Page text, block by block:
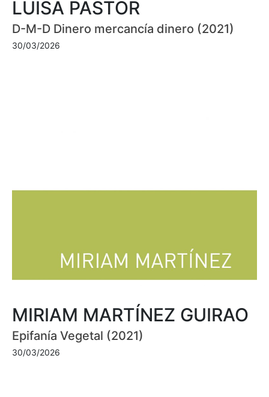
LUISA PASTOR
D-M-D Dinero mercancía dinero (2021)
30/03/2026
MIRIAM MARTÍNEZ GUIRAO
Epifanía Vegetal (2021)
30/03/2026